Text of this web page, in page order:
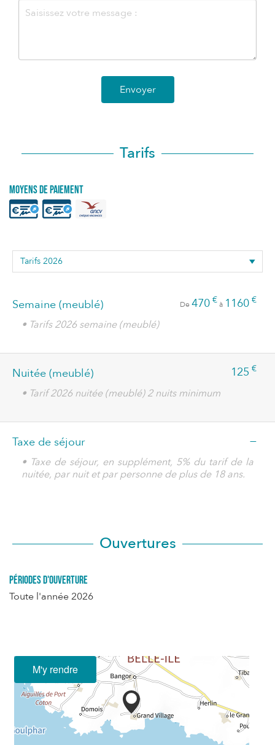
Envoyer
Tarifs
Moyens de paiement
Semaine (meublé) De 470 €à 1160 €
• Tarifs 2026 semaine (meublé)
Nuitée (meublé) 125 €
• Tarif 2026 nuitée (meublé) 2 nuits minimum
Taxe de séjour —
• Taxe de séjour, en supplément, 5% du tarif de la
nuitée, par nuit et par personne de plus de 18 ans.
Ouvertures
Périodes d'ouverture
Toute l'année 2026
M'y rendre